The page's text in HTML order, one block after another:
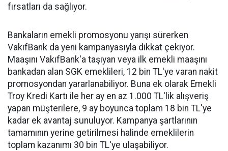
fırsatları da sağlıyor.
Bankaların emekli promosyonu yarışı sürerken
VakıfBank da yeni kampanyasıyla dikkat çekiyor.
Maaşını VakıfBank'a taşıyan veya ilk emekli maaşını
bankadan alan SGK emeklileri, 12 bin TL'ye varan nakit
promosyondan yararlanabiliyor. Buna ek olarak Emekli
Troy Kredi Kartı ile her ay en az 1.000 TL'lik alışveriş
yapan müşterilere, 9 ay boyunca toplam 18 bin TL'ye
kadar ek avantaj sunuluyor. Kampanya şartlarının
tamamının yerine getirilmesi halinde emeklilerin
toplam kazanımı 30 bin TL'ye ulaşabiliyor.